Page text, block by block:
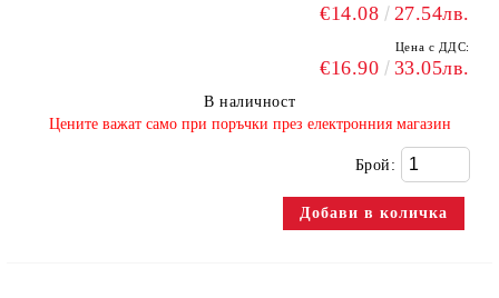
€14.08 27.54лв.
Цена с ДДС:
€16.90 33.05лв.
В наличност
​Цените важат само при поръчки през електронния магазин
Брой: